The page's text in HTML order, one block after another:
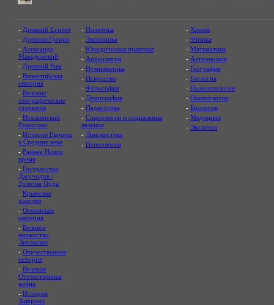
- Древний Египет
- Древняя Греция
- Александр
Македонский
- Древний Рим
- Византийская
империя
- Великие
географические
открытия
- Итальянский
Ренессанс
- История Европы
в Средние века
- Раннее Новое
время
- Государство
Джучидов /
Золотая Орда
- Крымское
ханство
- Османская
империя
- Великое
княжество
Литовское
- Отечественная
история
- Великая
Отечественная
война
- История
Америки
- Политика
- Экономика
- Юридическая практика
- Археология
- Нумизматика
- Искусство
- Философия
- Демография
- Педагогика
- Социология и социальные
явления
- Лингвистика
- Психология
- Химия
- Физика
- Математика
- Астрономия
- География
- Геология
- Палеонтология
- Океанология
- Биология
- Медицина
- Экология